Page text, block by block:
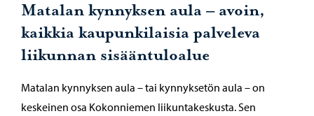
Matalan kynnyksen aula – avoin,
kaikkia kaupunkilaisia palveleva
liikunnan sisääntuloalue
Matalan kynnyksen aula – tai kynnyksetön aula – on
keskeinen osa Kokonniemen liikuntakeskusta. Sen